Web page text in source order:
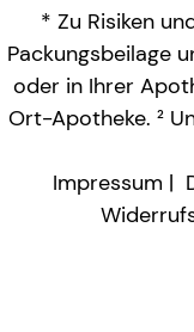
* Zu Risiken
Packungsbeilage
oder in Ihrer
Ort-Apotheke. ²
Impressum